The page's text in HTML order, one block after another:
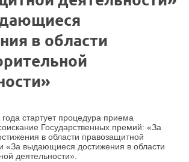
в области
стартует процедура приема
Государственных премий: «За
в области правозащитной
«За выдающиеся достижения в области
деятельности».